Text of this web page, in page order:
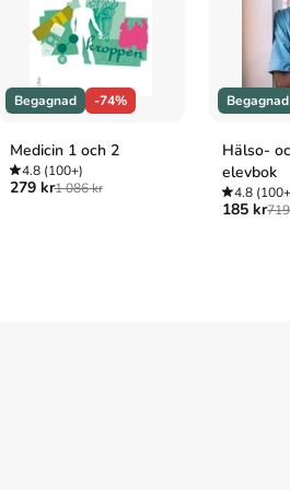
En avkopplande målarbok för kreativa
målarbok för kreativa barn. 1:a
Begagnad -74%
Medicin 1 och 2
4.8(100+)
279 kr1 086 kr
Begagnad
Hälso-
elevbok
4.8
185 kr